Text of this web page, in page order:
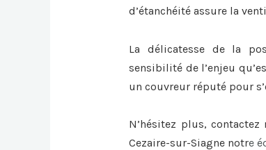
d’étanchéité assure la
La délicatesse de la
sensibilité de l’enjeu
un couvreur réputé pour
N’hésitez plus,
Cezaire-sur-Siagne notre